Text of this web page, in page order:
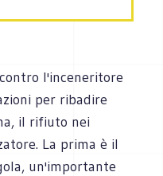
l'inceneritore
per ribadire
il rifiuto nei
La prima è il
un'importante